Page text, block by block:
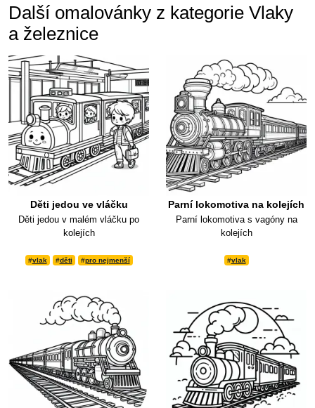
Další omalovánky z kategorie Vlaky
a železnice
Děti jedou ve vláčku
Děti jedou v malém vláčku po
kolejích
#vlak #děti #pro nejmenší
Parní lokomotiva na kolejích
Parní lokomotiva s vagóny na
kolejích
#vlak